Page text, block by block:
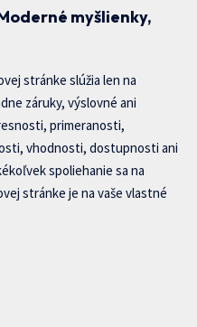
myšlienky,
stránke slúžia len na
záruky, výslovné ani
primeranosti,
vhodnosti, dostupnosti ani
spoliehanie sa na
stránke je na vaše vlastné